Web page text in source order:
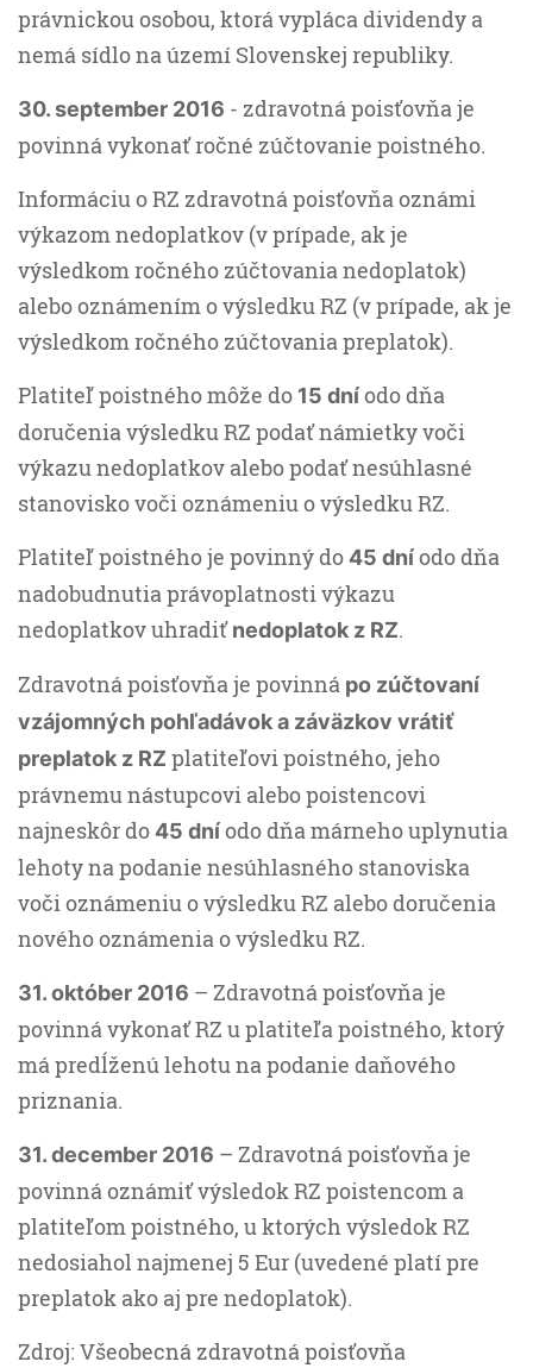
právnickou osobou, ktorá vypláca dividendy a
nemá sídlo na území Slovenskej republiky.
30. september 2016 - zdravotná poisťovňa je
povinná vykonať ročné zúčtovanie poistného.
Informáciu o RZ zdravotná poisťovňa oznámi
výkazom nedoplatkov (v prípade, ak je
výsledkom ročného zúčtovania nedoplatok)
alebo oznámením o výsledku RZ (v prípade, ak je
výsledkom ročného zúčtovania preplatok).
Platiteľ poistného môže do 15 dníodo dňa
doručenia výsledku RZ podať námietky voči
výkazu nedoplatkov alebo podať nesúhlasné
stanovisko voči oznámeniu o výsledku RZ.
Platiteľ poistného je povinný do 45 dníodo dňa
nadobudnutia právoplatnosti výkazu
nedoplatkov uhradiťnedoplatok z RZ.
Zdravotná poisťovňa je povinná po zúčtovaní
vzájomných pohľadávok a záväzkov vrátiť
preplatok z RZ platiteľovi poistného, jeho
právnemu nástupcovi alebo poistencovi
najneskôr do 45 dníodo dňa márneho uplynutia
lehoty na podanie nesúhlasného stanoviska
voči oznámeniu o výsledku RZ alebo doručenia
nového oznámenia o výsledku RZ.
31. október 2016 – Zdravotná poisťovňa je
povinná vykonať RZ u platiteľa poistného, ktorý
má predĺženú lehotu na podanie daňového
priznania.
31. december 2016 – Zdravotná poisťovňa je
povinná oznámiť výsledok RZ poistencom a
platiteľom poistného, u ktorých výsledok RZ
nedosiahol najmenej 5 Eur (uvedené platí pre
preplatok ako aj pre nedoplatok).
Zdroj: Všeobecná zdravotná poisťovňa